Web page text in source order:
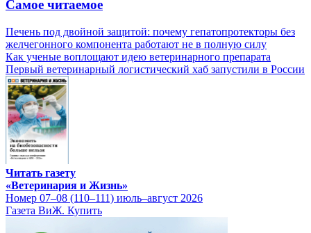
Самое читаемое
Печень под двойной защитой: почему гепатопротекторы без
желчегонного компонента работают не в полную силу
Как ученые воплощают идею ветеринарного препарата
Первый ветеринарный логистический хаб запустили в России
Читать газету
«Ветеринария и Жизнь»
Номер 07–08 (110–111) июль–август 2026
Газета ВиЖ. Купить